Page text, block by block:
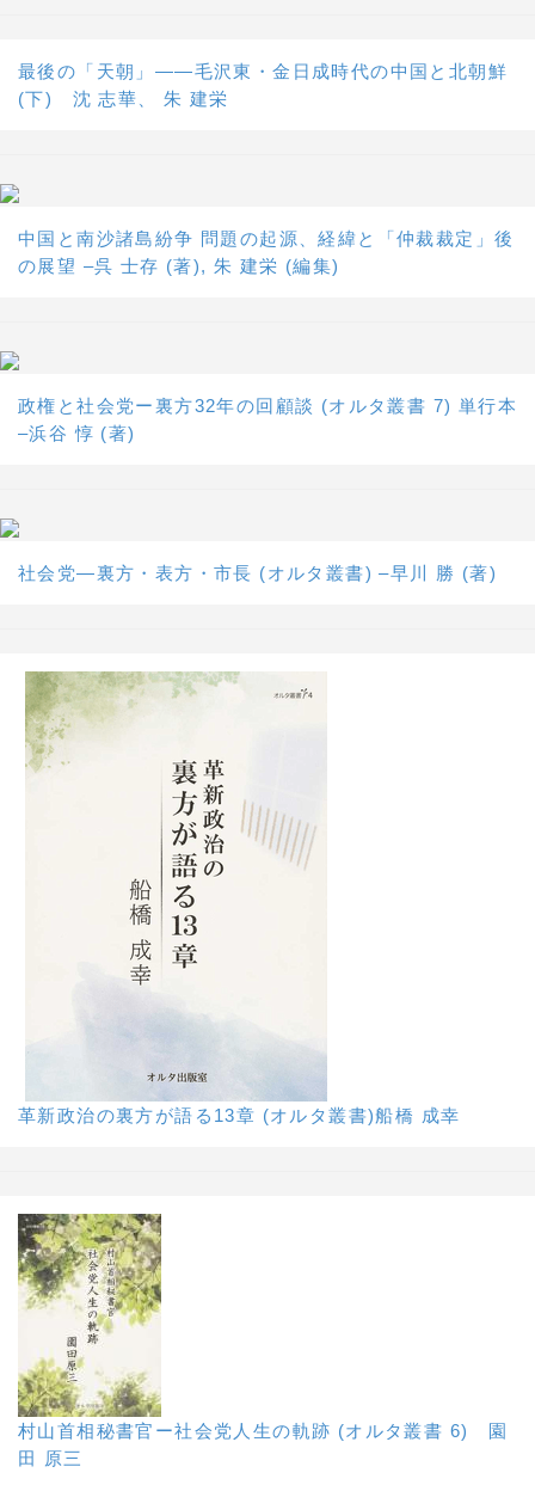
最後の「天朝」――毛沢東・金日成時代の中国と北朝鮮
(下) 沈 志華、 朱 建栄
中国と南沙諸島紛争 問題の起源、経緯と「仲裁裁定」後
の展望 –呉 士存 (著), 朱 建栄 (編集)
政権と社会党ー裏方32年の回顧談 (オルタ叢書 7) 単行本
–浜谷 惇 (著)
社会党―裏方・表方・市長 (オルタ叢書) –早川 勝 (著)
革新政治の裏方が語る13章 (オルタ叢書)船橋 成幸
村山首相秘書官ー社会党人生の軌跡 (オルタ叢書 6) 園
田 原三